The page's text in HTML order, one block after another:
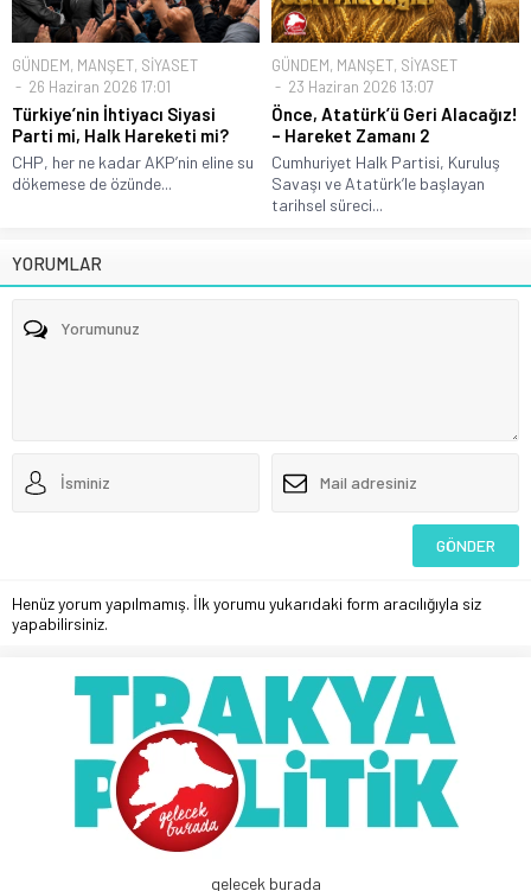
GÜNDEM, MANŞET, SİYASET
26 Haziran 2026 17:01
Türkiye’nin İhtiyacı Siyasi
Parti mi, Halk Hareketi mi?
CHP, her ne kadar AKP’nin eline su
dökemese de özünde...
GÜNDEM, MANŞET, SİYASET
23 Haziran 2026 13:07
Önce, Atatürk’ü Geri Alacağız!
– Hareket Zamanı 2
Cumhuriyet Halk Partisi, Kuruluş
Savaşı ve Atatürk’le başlayan
tarihsel süreci...
YORUMLAR
Henüz yorum yapılmamış. İlk yorumu yukarıdaki form aracılığıyla siz
yapabilirsiniz.
gelecek burada